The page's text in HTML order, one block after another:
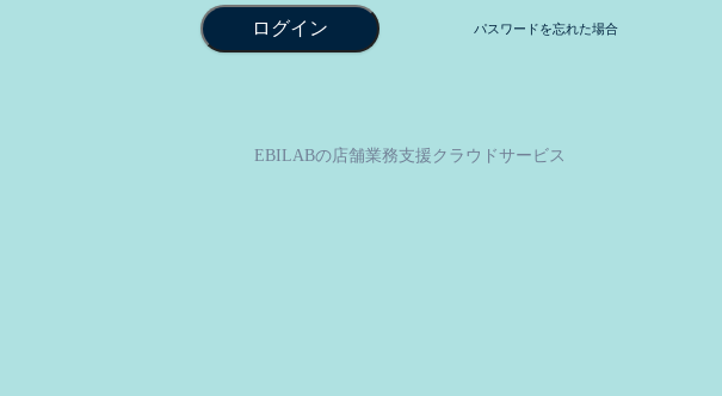
ログイン パスワードを忘れた場合
EBILABの店舗業務支援クラウドサービス